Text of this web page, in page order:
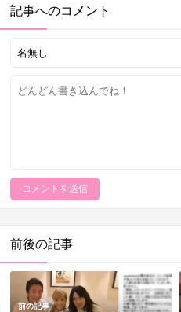
記事へのコメント
前後の記事
前の記事